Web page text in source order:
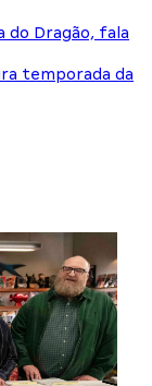
do Dragão, fala
temporada da